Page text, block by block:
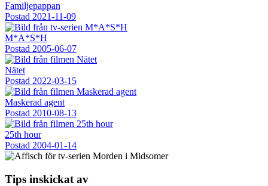
Familjepappan
Postad 2021-11-09
M*A*S*H
Postad 2005-06-07
Nätet
Postad 2022-03-15
Maskerad agent
Postad 2010-08-13
25th hour
Postad 2004-01-14
Tips inskickat av